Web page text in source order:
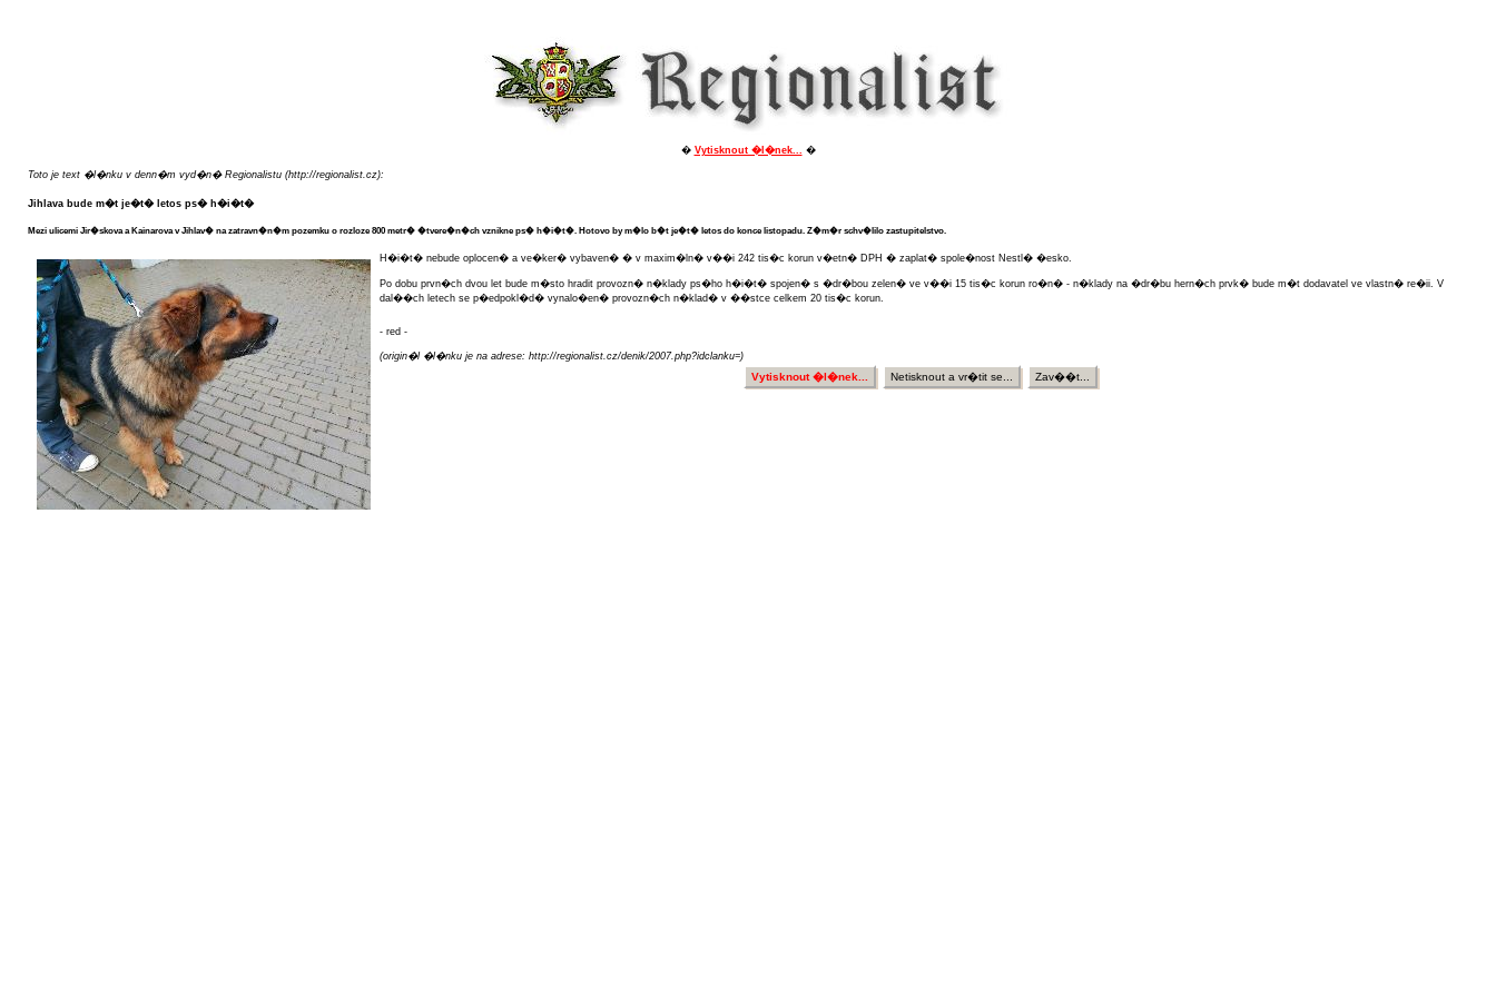
� Vytisknout �l�nek... �
Toto je text �l�nku v denn�m vyd�n� Regionalistu (http://regionalist.cz):
Jihlava bude m�t je�t� letos ps� h�i�t�
Mezi ulicemi Jir�skova a Kainarova v Jihlav� na zatravn�n�m pozemku o rozloze 800 metr� �tvere�n�ch vznikne ps� h�i�t�. Hotovo by m�lo b�t je�t� letos do konce listopadu. Z�m�r schv�lilo zastupitelstvo.
H�i�t� nebude oplocen� a ve�ker� vybaven� � v maxim�ln� v��i 242 tis�c korun v�etn� DPH � zaplat� spole�nost Nestl� �esko.
Po dobu prvn�ch dvou let bude m�sto hradit provozn� n�klady ps�ho h�i�t� spojen� s �dr�bou zelen� ve v��i 15 tis�c korun ro�n� - n�klady na �dr�bu hern�ch prvk� bude m�t dodavatel ve vlastn� re�ii. V
dal��ch letech se p�edpokl�d� vynalo�en� provozn�ch n�klad� v ��stce celkem 20 tis�c korun.
- red -
(origin�l �l�nku je na adrese: http://regionalist.cz/denik/2007.php?idclanku=)
Vytisknout �l�nek... Netisknout a vr�tit se... Zav��t...